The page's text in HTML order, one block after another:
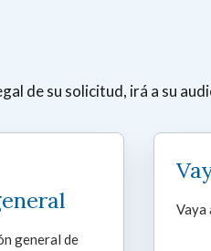
de su solicitud, irá a su
general de
Vaya